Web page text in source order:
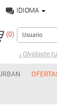
IDIOMA
(0)
¿Olvidaste